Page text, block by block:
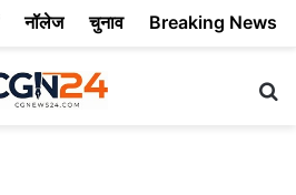
नॉलेज चुनाव Breaking News